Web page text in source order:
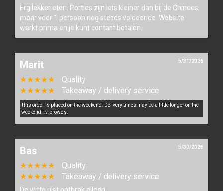
Erg lekker eten. Porties zijn iets kleiner dan bij de Chinees,
maar voor 1 persoon nog steeds voldoende. Website
werkt prima en je kunt contant betalen.
Marit
★★★★★
Quality
★★★★★
Takeaway / delivery service
This order is placed on the weekend. Delivery times may be a little longer on the
weekend i.v. crowds.
5/31/2026
Bas
★★★★★
Quality
★★★★★
Takeaway / delivery service
5/30/2026